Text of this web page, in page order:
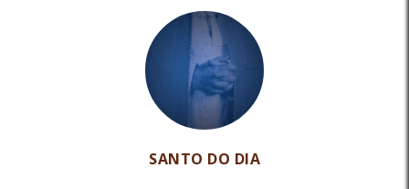
SANTO DO DIA